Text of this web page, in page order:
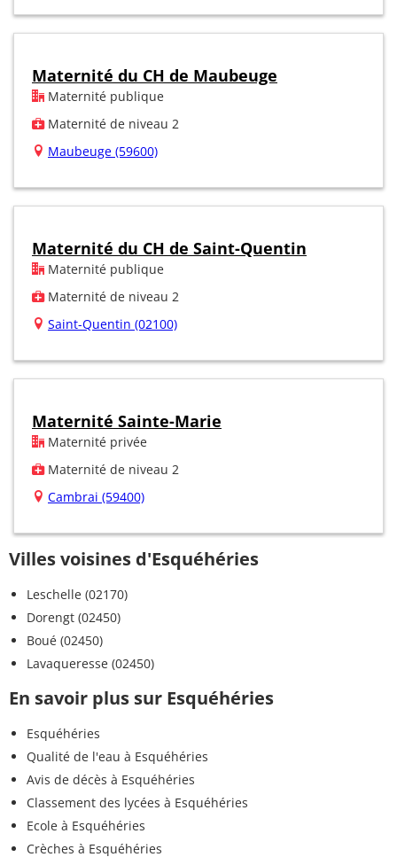
Maternité du CH de Maubeuge
Maternité publique
Maternité de niveau 2
Maubeuge (59600)
Maternité du CH de Saint-Quentin
Maternité publique
Maternité de niveau 2
Saint-Quentin (02100)
Maternité Sainte-Marie
Maternité privée
Maternité de niveau 2
Cambrai (59400)
Villes voisines d'Esquéhéries
Leschelle (02170)
Dorengt (02450)
Boué (02450)
Lavaqueresse (02450)
En savoir plus sur Esquéhéries
Esquéhéries
Qualité de l'eau à Esquéhéries
Avis de décès à Esquéhéries
Classement des lycées à Esquéhéries
Ecole à Esquéhéries
Crèches à Esquéhéries